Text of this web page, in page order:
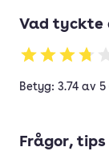
Vad tyckte
Betyg: 3.74 av 5
Frågor,